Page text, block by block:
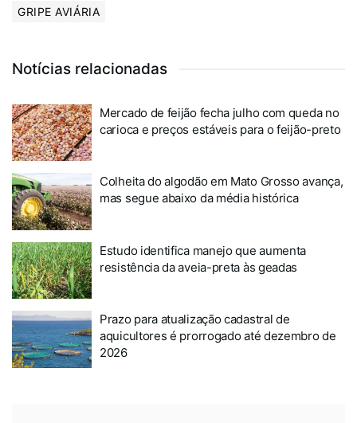
GRIPE AVIÁRIA
Notícias relacionadas
Mercado de feijão fecha julho com queda no
carioca e preços estáveis para o feijão-preto
Colheita do algodão em Mato Grosso avança,
mas segue abaixo da média histórica
Estudo identifica manejo que aumenta
resistência da aveia-preta às geadas
Prazo para atualização cadastral de
aquicultores é prorrogado até dezembro de
2026